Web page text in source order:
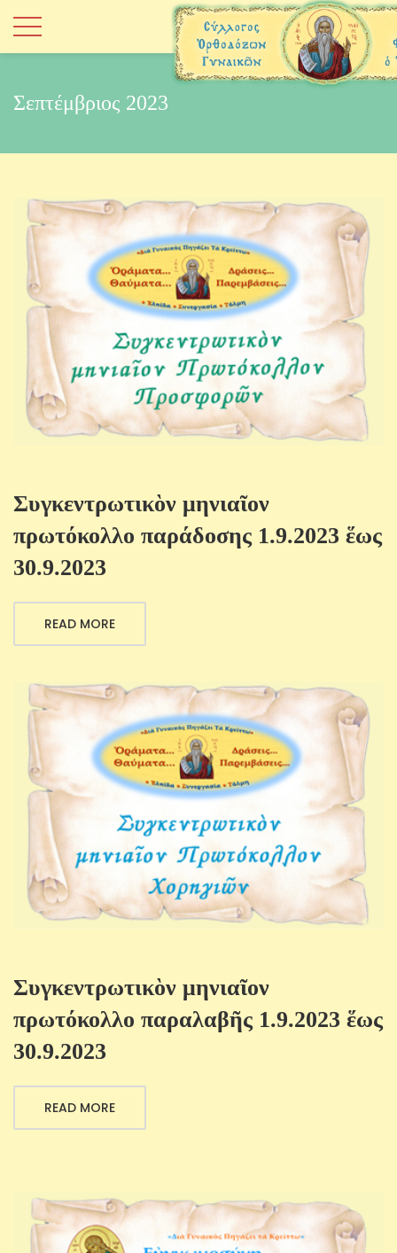
Σεπτέμβριος 2023
Συγκεντρωτικὸν μηνιαῖον
πρωτόκολλο παράδοσης 1.9.2023 ἕως
30.9.2023
READ MORE
Συγκεντρωτικὸν μηνιαῖον
πρωτόκολλο παραλαβῆς 1.9.2023 ἕως
30.9.2023
READ MORE